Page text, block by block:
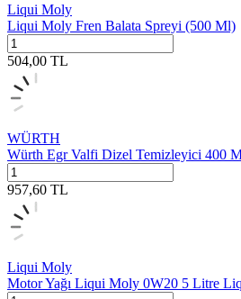
Liqui Moly
Liqui Moly Fren Balata Spreyi (500 Ml)
504,00 TL
WÜRTH
Würth Egr Valfi Dizel Temizleyici 400
957,60 TL
Liqui Moly
Motor Yağı Liqui Moly 0W20 5 Litre